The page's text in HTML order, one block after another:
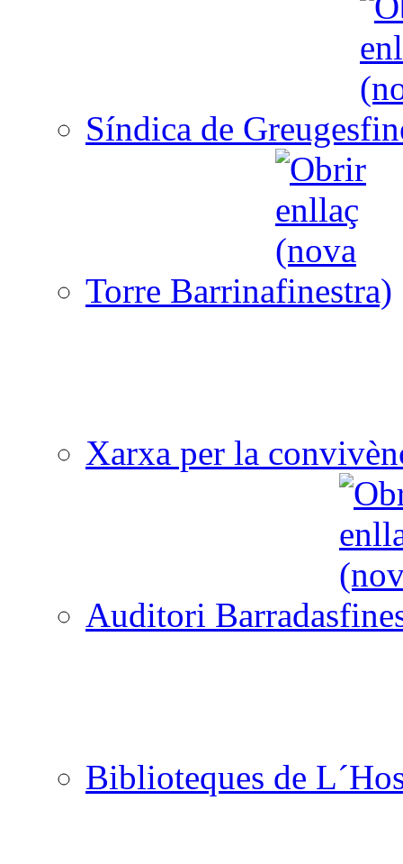
Síndica de Greuges
Torre Barrina
Xarxa per la
Auditori Barradas
Biblioteques de